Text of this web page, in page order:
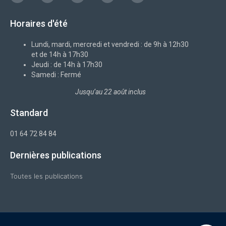
c
o
o
x
n
s
m
u
Horaires d'été
Lundi, mardi, mercredi et vendredi : de 9h à 12h30
et de 14h à 17h30
Jeudi : de 14h à 17h30
Samedi : Fermé
Jusqu’au 22 août inclus
Standard
01 64 72 84 84
Dernières publications
Toutes les publications